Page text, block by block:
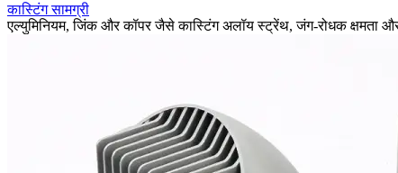
कास्टिंग सामग्री
एल्युमिनियम, जिंक और कॉपर जैसे कास्टिंग अलॉय स्ट्रेंथ, जंग-रोधक